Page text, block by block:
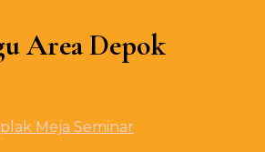
Area Depok
Meja Seminar